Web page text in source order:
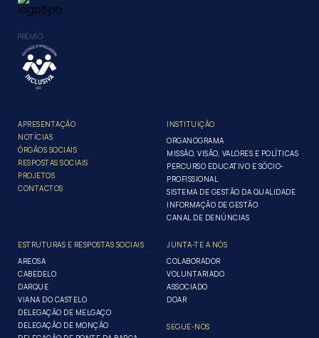
PRÉMIO
APRESENTAÇÃO
NOTÍCIAS
ÓRGÃOS SOCIAIS
RESPOSTAS SOCIAIS
PROJETOS
CONTACTOS
INSTITUIÇÃO
ORGANOGRAMA
MISSÃO, VISÃO, VALORES E POLÍTICAS
PERCURSO EDUCATIVO E SÓCIO-
PROFISSIONAL
SISTEMA DE GESTÃO DA QUALIDADE
INFORMAÇÃO DE GESTÃO
CANAL DE DENÚNCIAS
ESTRUTURAS E RESPOSTAS SOCIAIS
AREOSA
CABEDELO
DARQUE
VIANA DO CASTELO
DELEGAÇÃO DE MELGAÇO
DELEGAÇÃO DE MONÇÃO
JUNTA-TE A NÓS
COLABORADOR
VOLUNTARIADO
ASSOCIADO
DOAR
SEGUE-NOS